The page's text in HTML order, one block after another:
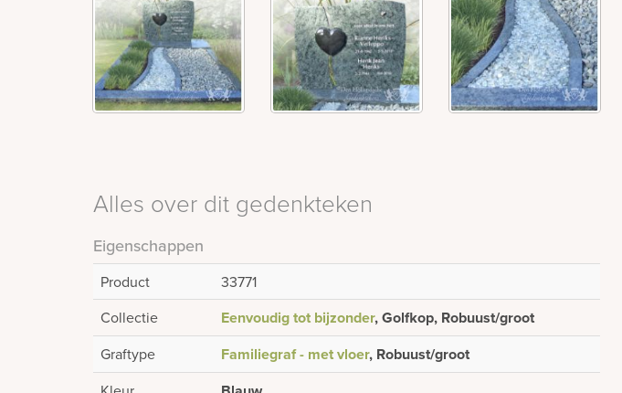
Alles over dit gedenkteken
Eigenschappen
Product
33771
Collectie
Eenvoudig tot bijzonder, Golfkop, Robuust/groot
Graftype Familiegraf - met vloer, Robuust/groot